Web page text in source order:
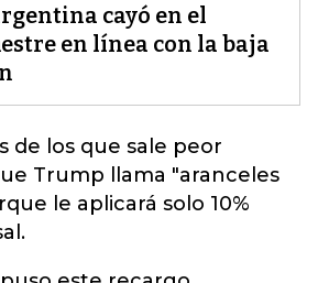
cayó en el
en línea con la baja
de los que sale peor
Trump llama "aranceles
le aplicará solo 10%